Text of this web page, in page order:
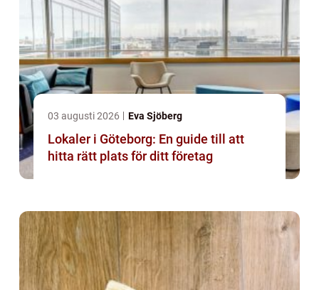
03 augusti 2026 Eva Sjöberg
Lokaler i Göteborg: En guide till att
hitta rätt plats för ditt företag